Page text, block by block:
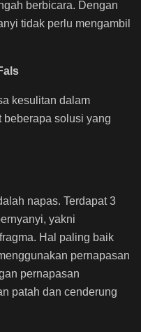
berbicara. Dengan
tidak perlu mengambil
kesulitan dalam
beberapa solusi yang
napas. Terdapat 3
yakni
Hal paling baik
pernapasan
pernapasan
patah dan cenderung